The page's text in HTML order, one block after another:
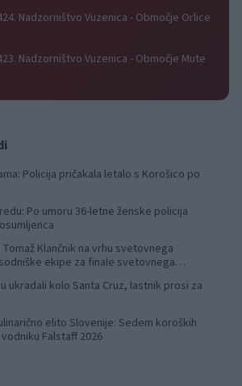
Nadzorništvo Vuzenica - Območje Orlice
Nadzorništvo Vuzenica - Območje Mute
Policija pričakala letalo s Korošico po
Po umoru 36-letne ženske policija
Klančnik na vrhu svetovnega
ekipe za finale svetovnega
ukradali kolo Santa Cruz, lastnik prosi za
elito Slovenije: Sedem koroških
Falstaff 2026